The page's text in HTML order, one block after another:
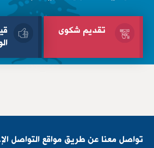
تقديم شكوى
البريد الإلكتروني
البريد الإلكتروني
تواصل معنا عن طريق مواقع التواصل